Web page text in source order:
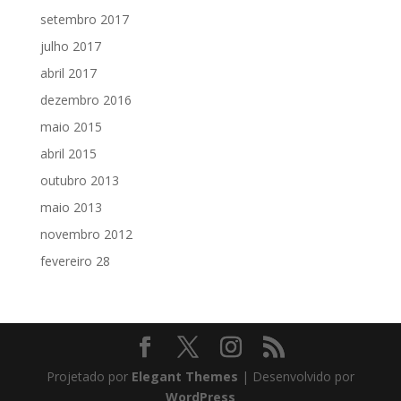
setembro 2017
julho 2017
abril 2017
dezembro 2016
maio 2015
abril 2015
outubro 2013
maio 2013
novembro 2012
fevereiro 28
Projetado por Elegant Themes | Desenvolvido por
WordPress